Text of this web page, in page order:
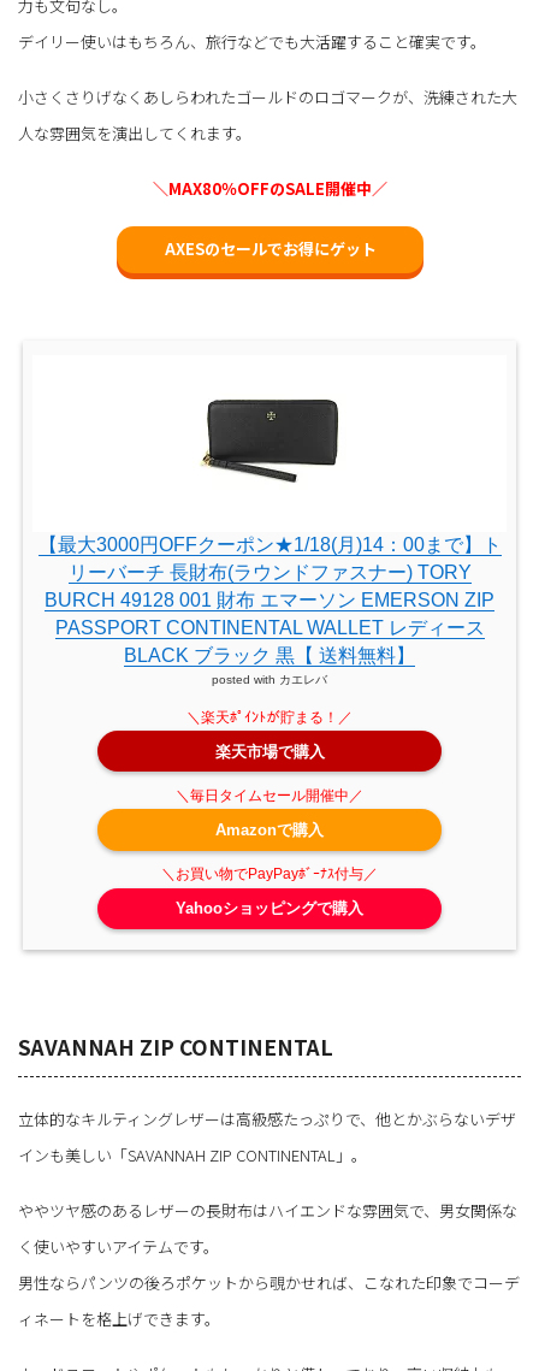
力も文句なし。
デイリー使いはもちろん、旅行などでも大活躍すること確実です。
小さくさりげなくあしらわれたゴールドのロゴマークが、洗練された大
人な雰囲気を演出してくれます。
＼MAX80％OFFのSALE開催中／
AXESのセールでお得にゲット
【最大3000円OFFクーポン★1/18(月)14：00まで】ト
リーバーチ 長財布(ラウンドファスナー) TORY
BURCH 49128 001 財布 エマーソン EMERSON ZIP
PASSPORT CONTINENTAL WALLET レディース
BLACK ブラック 黒【 送料無料】
posted with カエレバ
楽天市場で購入
Amazonで購入
Yahooショッピングで購入
SAVANNAH ZIP CONTINENTAL
立体的なキルティングレザーは高級感たっぷりで、他とかぶらないデザ
インも美しい「SAVANNAH ZIP CONTINENTAL」。
ややツヤ感のあるレザーの長財布はハイエンドな雰囲気で、男女関係な
く使いやすいアイテムです。
男性ならパンツの後ろポケットから覗かせれば、こなれた印象でコーデ
ィネートを格上げできます。